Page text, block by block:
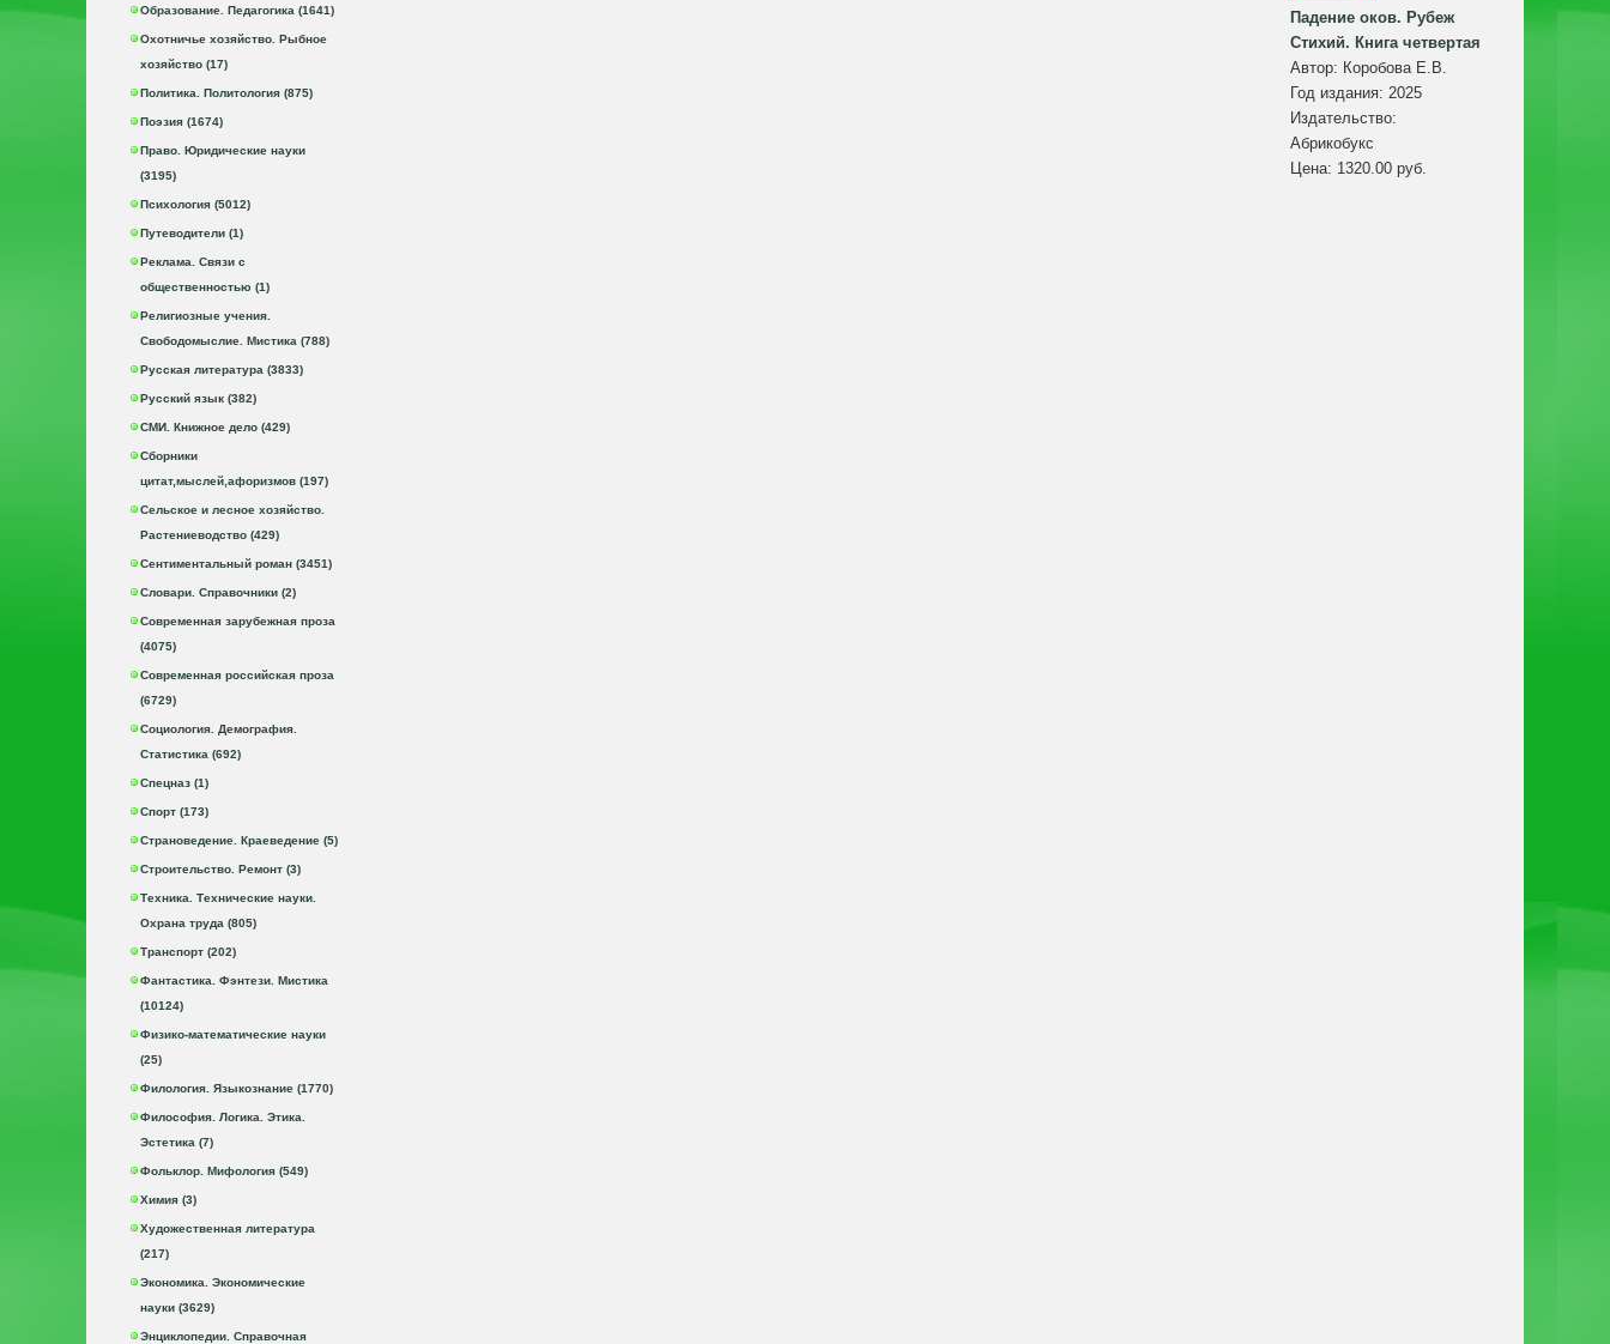
Образование. Педагогика (1641)
Охотничье хозяйство. Рыбное
хозяйство (17)
Политика. Политология (875)
Поэзия (1674)
Право. Юридические науки
(3195)
Психология (5012)
Путеводители (1)
Реклама. Связи с
общественностью (1)
Религиозные учения.
Свободомыслие. Мистика (788)
Русская литература (3833)
Русский язык (382)
СМИ. Книжное дело (429)
Сборники
цитат,мыслей,афоризмов (197)
Сельское и лесное хозяйство.
Растениеводство (429)
Сентиментальный роман (3451)
Словари. Справочники (2)
Современная зарубежная проза
(4075)
Современная российская проза
(6729)
Социология. Демография.
Статистика (692)
Спецназ (1)
Спорт (173)
Страноведение. Краеведение (5)
Строительство. Ремонт (3)
Техника. Технические науки.
Охрана труда (805)
Транспорт (202)
Фантастика. Фэнтези. Мистика
(10124)
Физико-математические науки
(25)
Филология. Языкознание (1770)
Философия. Логика. Этика.
Эстетика (7)
Фольклор. Мифология (549)
Химия (3)
Художественная литература
(217)
Экономика. Экономические
науки (3629)
Энциклопедии. Справочная
Падение оков. Рубеж
Стихий. Книга четвертая
Автор: Коробова Е.В.
Год издания: 2025
Издательство:
Абрикобукс
Цена: 1320.00 руб.